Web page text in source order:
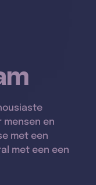
en
met een
met een een